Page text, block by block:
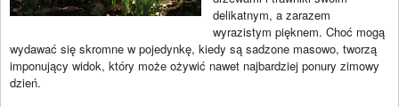
delikatnym, a zarazem
wyrazistym pięknem. Choć mogą
wydawać się skromne w pojedynkę, kiedy są sadzone masowo, tworzą
imponujący widok, który może ożywić nawet najbardziej ponury zimowy
dzień.